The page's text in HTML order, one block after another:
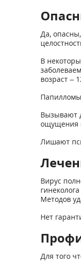
Да,
В
возраст –
Папилломы
Вызывают
ощущения
Лишают
Вирус
Методов
Нет
Для того